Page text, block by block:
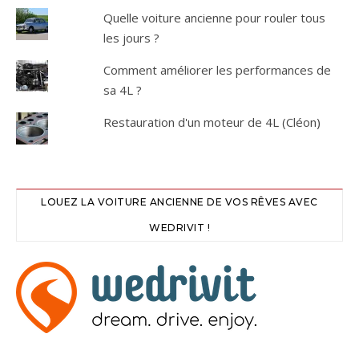
Quelle voiture ancienne pour rouler tous
les jours ?
Comment améliorer les performances de
sa 4L ?
Restauration d'un moteur de 4L (Cléon)
LOUEZ LA VOITURE ANCIENNE DE VOS RÊVES AVEC
WEDRIVIT !